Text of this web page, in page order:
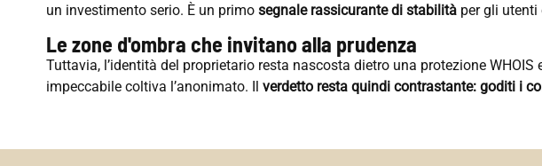
un investimento serio. È un primo segnale rassicurante di stabilità per gli
Le zone d'ombra che invitano alla prudenza
Tuttavia, l’identità del proprietario resta nascosta dietro una protezione
impeccabile coltiva l’anonimato. Il verdetto resta quindi contrastante: goditi i